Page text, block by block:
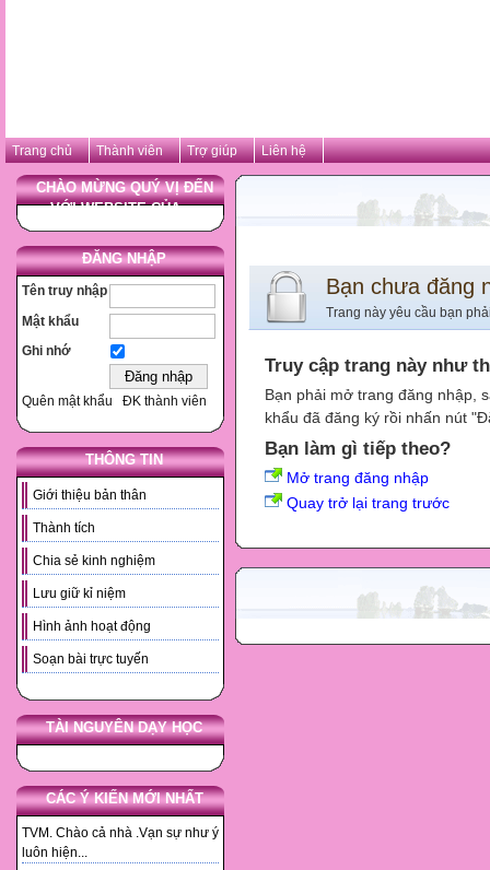
Trang chủ Thành viên Trợ giúp Liên hệ
CHÀO MỪNG QUÝ VỊ ĐẾN
VỚI WEBSITE CỦA ...
ĐĂNG NHẬP
Tên truy nhập
Mật khẩu
Ghi nhớ
Quên mật khẩu ĐK thành viên
THÔNG TIN
Giới thiệu bản thân
Thành tích
Chia sẻ kinh nghiệm
Lưu giữ kỉ niệm
Hình ảnh hoạt động
Soạn bài trực tuyến
TÀI NGUYÊN DẠY HỌC
CÁC Ý KIẾN MỚI NHẤT
TVM. Chào cả nhà .Vạn sự như ý
luôn hiện...
Bạn chưa đăng
Trang này yêu cầu bạn
Truy cập trang này như
Bạn phải mở trang đăng nhập,
khẩu đã đăng ký rồi nhấn nút
Bạn làm gì tiếp theo?
Mở trang đăng nhập
Quay trở lại trang trước